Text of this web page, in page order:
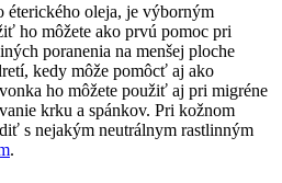
éterického oleja, je výborným
ho môžete ako prvú pomoc pri
poranenia na menšej ploche
kedy môže pomôcť aj ako
ho môžete použiť aj pri migréne
krku a spánkov. Pri kožnom
s nejakým neutrálnym rastlinným
.